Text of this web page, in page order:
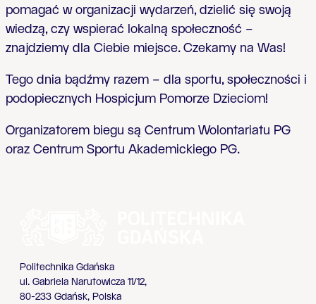
pomagać w organizacji wydarzeń, dzielić się swoją
wiedzą, czy wspierać lokalną społeczność –
znajdziemy dla Ciebie miejsce. Czekamy na Was!
Tego dnia bądźmy razem – dla sportu, społeczności i
podopiecznych Hospicjum Pomorze Dzieciom!
Organizatorem biegu są Centrum Wolontariatu PG
oraz Centrum Sportu Akademickiego PG.
Politechnika Gdańska
ul. Gabriela Narutowicza 11/12,
80-233 Gdańsk, Polska